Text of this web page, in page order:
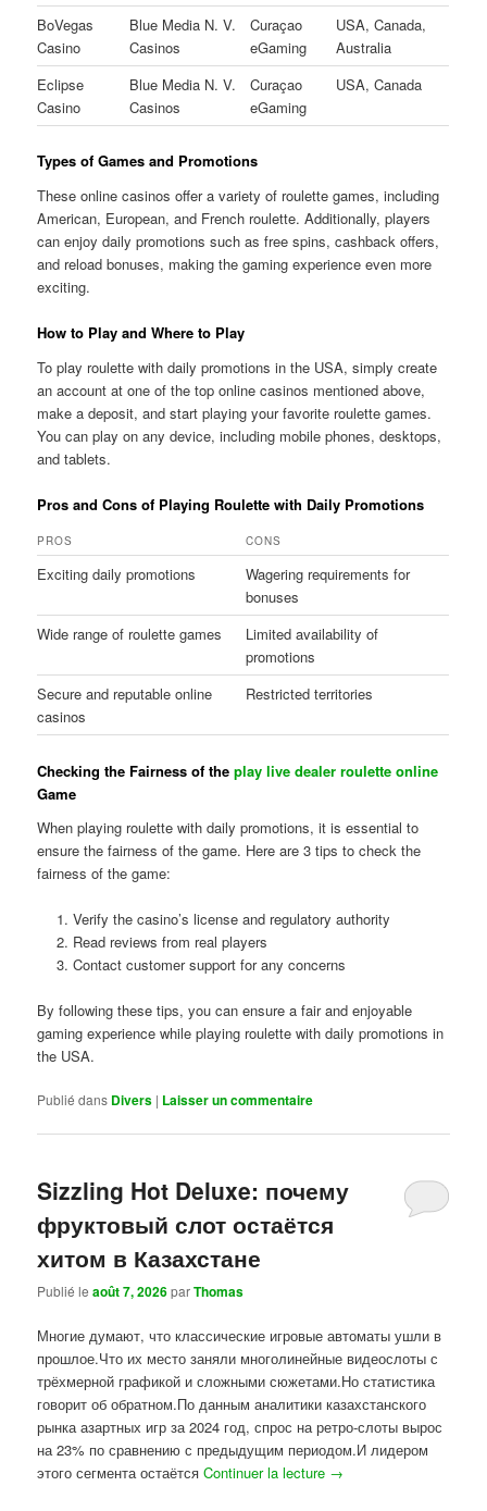
BoVegas
Casino
Blue Media N. V.
Casinos
Curaçao
eGaming
USA, Canada,
Australia
Eclipse
Casino
Blue Media N. V.
Casinos
Curaçao
eGaming
USA, Canada
Types of Games and Promotions
These online casinos offer a variety of roulette games, including
American, European, and French roulette. Additionally, players
can enjoy daily promotions such as free spins, cashback offers,
and reload bonuses, making the gaming experience even more
exciting.
How to Play and Where to Play
To play roulette with daily promotions in the USA, simply create
an account at one of the top online casinos mentioned above,
make a deposit, and start playing your favorite roulette games.
You can play on any device, including mobile phones, desktops,
and tablets.
Pros and Cons of Playing Roulette with Daily Promotions
PROS CONS
Exciting daily promotions
Wagering requirements for
bonuses
Wide range of roulette games
Limited availability of
promotions
Secure and reputable online
casinos
Restricted territories
Checking the Fairness of theplay live dealer roulette online
Game
When playing roulette with daily promotions, it is essential to
ensure the fairness of the game. Here are 3 tips to check the
fairness of the game:
Verify the casino’s license and regulatory authority
Read reviews from real players
Contact customer support for any concerns
By following these tips, you can ensure a fair and enjoyable
gaming experience while playing roulette with daily promotions in
the USA.
Publié dans Divers | Laisser un commentaire
Sizzling Hot Deluxe: почему
фруктовый слот остаётся
хитом в Казахстане
Publié leaoût 7, 2026parThomas
Многие думают, что классические игровые автоматы ушли в
прошлое.Что их место заняли многолинейные видеослоты с
трёхмерной графикой и сложными сюжетами.Но статистика
говорит об обратном.По данным аналитики казахстанского
рынка азартных игр за 2024 год, спрос на ретро-слоты вырос
на 23% по сравнению с предыдущим периодом.И лидером
этого сегмента остаётсяContinuer la lecture →